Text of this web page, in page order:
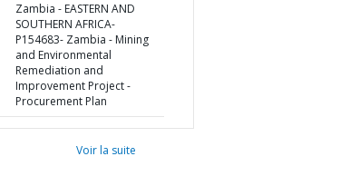
Zambia - EASTERN AND
SOUTHERN AFRICA-
P154683- Zambia - Mining
and Environmental
Remediation and
Improvement Project -
Procurement Plan
Voir la suite